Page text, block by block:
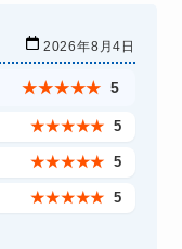
2026年8月4日
★★★★★ 5
★★★★★ 5
★★★★★ 5
★★★★★ 5